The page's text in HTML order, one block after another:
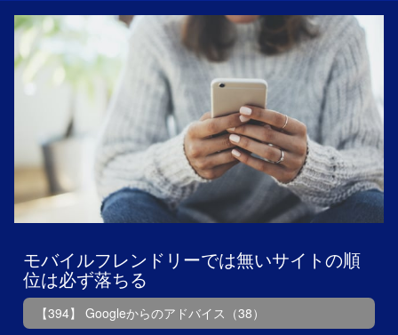
モバイルフレンドリーでは無いサイトの順
位は必ず落ちる
【394】 Googleからのアドバイス（38）